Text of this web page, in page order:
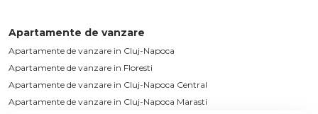
Apartamente de vanzare
Apartamente de vanzare in Cluj-Napoca
Apartamente de vanzare in Floresti
Apartamente de vanzare in Cluj-Napoca Central
Apartamente de vanzare in Cluj-Napoca Marasti